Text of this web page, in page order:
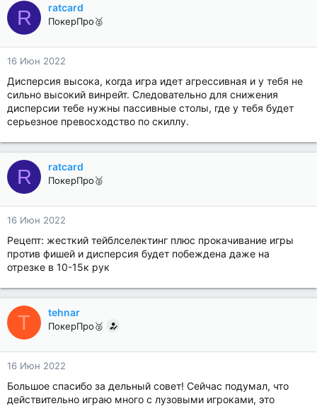
R ratcard
ПокерПро🥈
16 Июн 2022
Дисперсия высока, когда игра идет агрессивная и у тебя не
сильно высокий винрейт. Cледовательно для снижения
дисперсии тебе нужны пассивные столы, где у тебя будет
серьезное превосходство по скиллу.
R ratcard
ПокерПро🥈
16 Июн 2022
Рецепт: жесткий тейблселектинг плюс прокачивание игры
против фишей и дисперсия будет побеждена даже на
отрезке в 10-15к рук
T tehnar
ПокерПро🥈
16 Июн 2022
Большое спасибо за дельный совет! Сейчас подумал, что
действительно играю много с лузовыми игроками, это